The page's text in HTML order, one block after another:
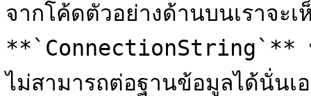
จากโค้ดตัวอย่างด้านบนเราจะ
**`ConnectionString`** ที่เ
ไม่สามารถต่อฐานข้อมูลได้นั่นเ